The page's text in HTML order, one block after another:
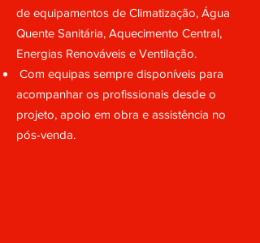
de equipamentos de Climatização, Água
Quente Sanitária, Aquecimento Central,
Energias Renováveis e Ventilação.
Com equipas sempre disponíveis para
acompanhar os profissionais desde o
projeto, apoio em obra e assistência no
pós-venda.